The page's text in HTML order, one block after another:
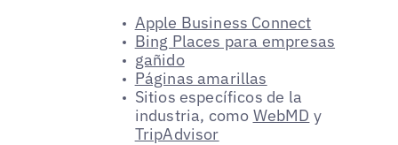
Apple Business Connect
Bing Places para empresas
gañido
Páginas amarillas
Sitios específicos de la
industria, como WebMD y
TripAdvisor